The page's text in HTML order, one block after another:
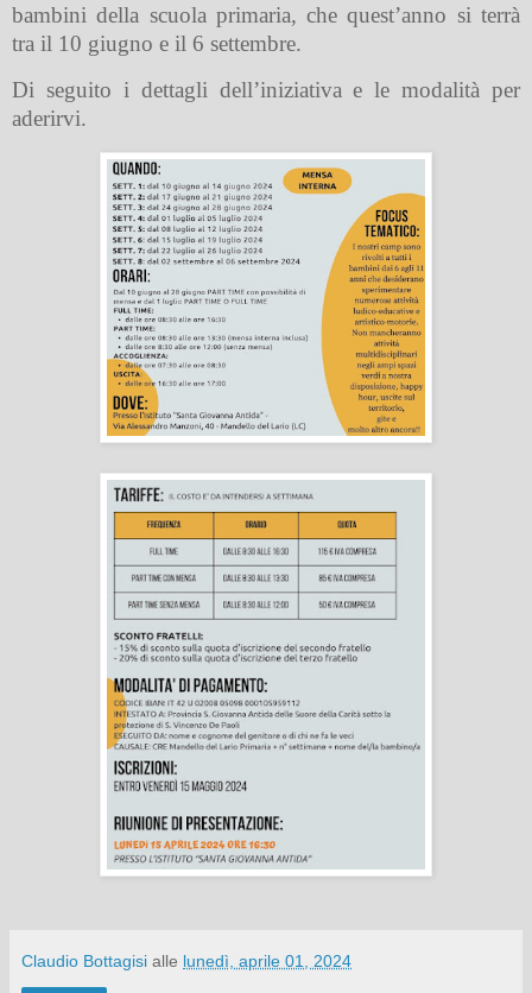
bambini della scuola primaria, che quest’anno si terrà
tra il 10 giugno e il 6 settembre.
Di seguito i dettagli dell’iniziativa e le modalità per
aderirvi.
Claudio Bottagisi alle lunedì, aprile 01, 2024